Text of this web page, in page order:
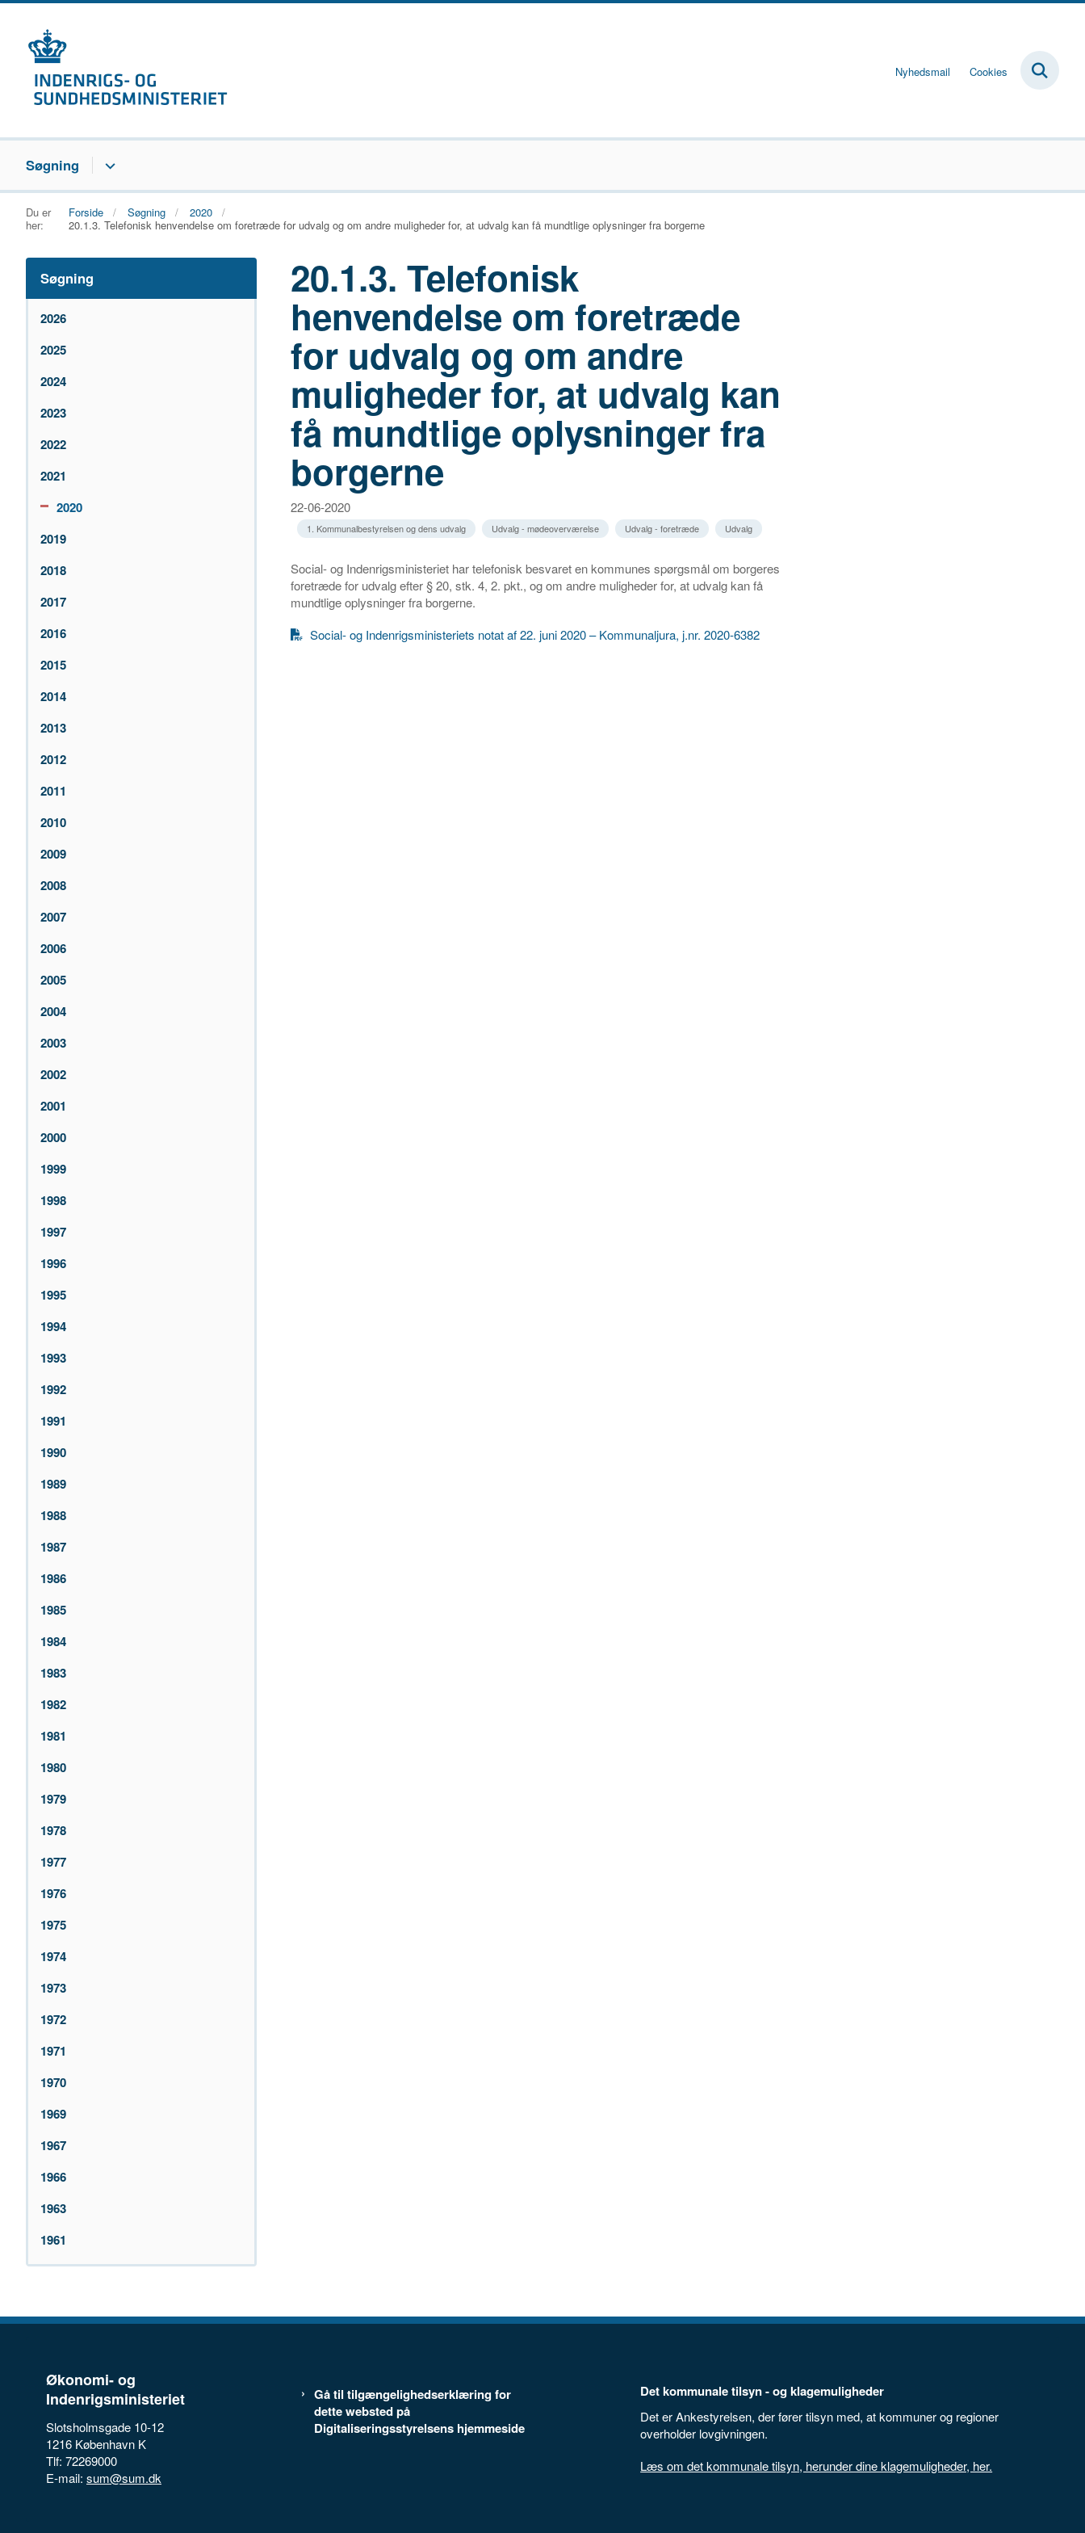
Nyhedsmail Cookies
Søgning
Du er
her:
Forside Søgning
2020
20.1.3. Telefonisk henvendelse om foretræde for udvalg og om andre muligheder for, at udvalg kan få mundtlige oplysninger fra borgerne
Søgning
2026
2025
2024
2023
2022
2021
2020
2019
2018
2017
2016
2015
2014
2013
2012
2011
2010
2009
2008
2007
2006
2005
2004
2003
2002
2001
2000
1999
1998
1997
1996
1995
1994
1993
1992
1991
1990
1989
1988
1987
1986
1985
1984
1983
1982
1981
1980
1979
1978
1977
1976
1975
1974
1973
1972
1971
1970
1969
1967
1966
1963
1961
20.1.3. Telefonisk
henvendelse om foretræde
for udvalg og om andre
muligheder for, at udvalg kan
få mundtlige oplysninger fra
borgerne
22-06-2020
1. Kommunalbestyrelsen og dens udvalg Udvalg - mødeoverværelse Udvalg - foretræde Udvalg
Social- og Indenrigsministeriet har telefonisk besvaret en kommunes spørgsmål om borgeres
foretræde for udvalg efter § 20, stk. 4, 2. pkt., og om andre muligheder for, at udvalg kan få
mundtlige oplysninger fra borgerne.
Social- og Indenrigsministeriets notat af 22. juni 2020 – Kommunaljura, j.nr. 2020-6382
Økonomi- og
Indenrigsministeriet
Slotsholmsgade 10-12
1216 København K
Tlf: 72269000
E-mail: sum@sum.dk
Gå til tilgængelighedserklæring for
dette websted på
Digitaliseringsstyrelsens hjemmeside
Det kommunale tilsyn - og klagemuligheder
Det er Ankestyrelsen, der fører tilsyn med, at kommuner og regioner
overholder lovgivningen.
Læs om det kommunale tilsyn, herunder dine klagemuligheder, her.